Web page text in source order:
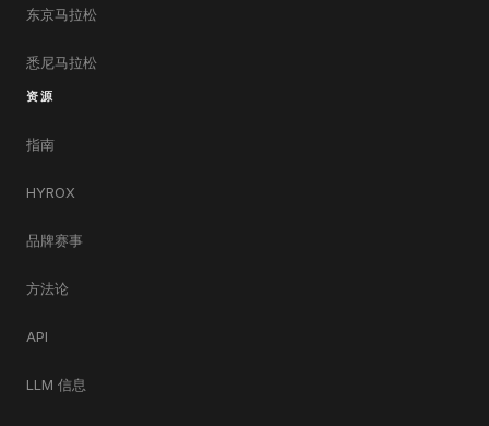
东京马拉松
悉尼马拉松
资源
指南
HYROX
品牌赛事
方法论
API
LLM 信息